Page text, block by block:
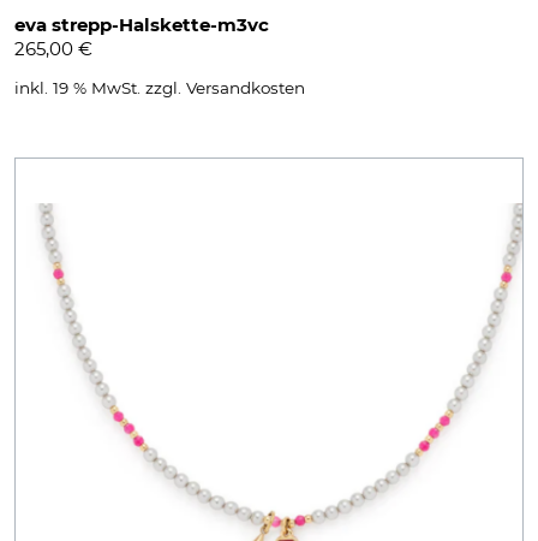
eva strepp-Halskette-m3vc
265,00 €
inkl. 19 % MwSt. zzgl. Versandkosten